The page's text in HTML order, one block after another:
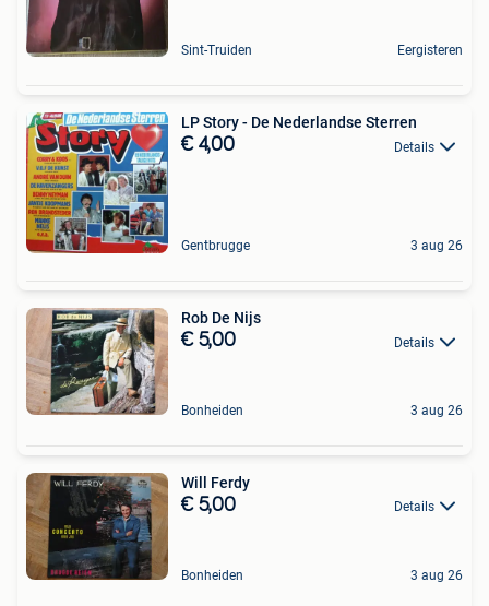
Sint-Truiden Eergisteren
LP Story - De Nederlandse Sterren
€ 4,00 Details
Gentbrugge 3 aug 26
Rob De Nijs
€ 5,00 Details
Bonheiden 3 aug 26
Will Ferdy
€ 5,00 Details
Bonheiden 3 aug 26